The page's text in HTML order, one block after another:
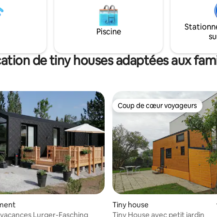
Piscine
de tiny houses adaptées aux
la base de 51 commentaires : 4,98 sur 5
Lurger-Fasching
Coup de cœur voyageurs
Coup de cœur voyageurs
Tiny house
Tiny House avec petit jardin